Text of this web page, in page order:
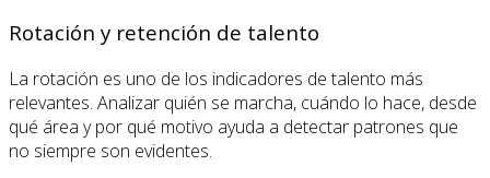
Rotación y retención de talento
La rotación es uno de los indicadores de talento más
relevantes. Analizar quién se marcha, cuándo lo hace, desde
qué área y por qué motivo ayuda a detectar patrones que
no siempre son evidentes.